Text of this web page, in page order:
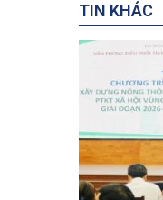
TIN KHÁC